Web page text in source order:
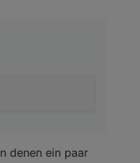
denen ein paar